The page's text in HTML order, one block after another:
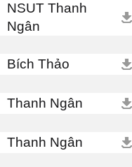
NSUT Thanh
Ngân
Bích Thảo
Thanh Ngân
Thanh Ngân